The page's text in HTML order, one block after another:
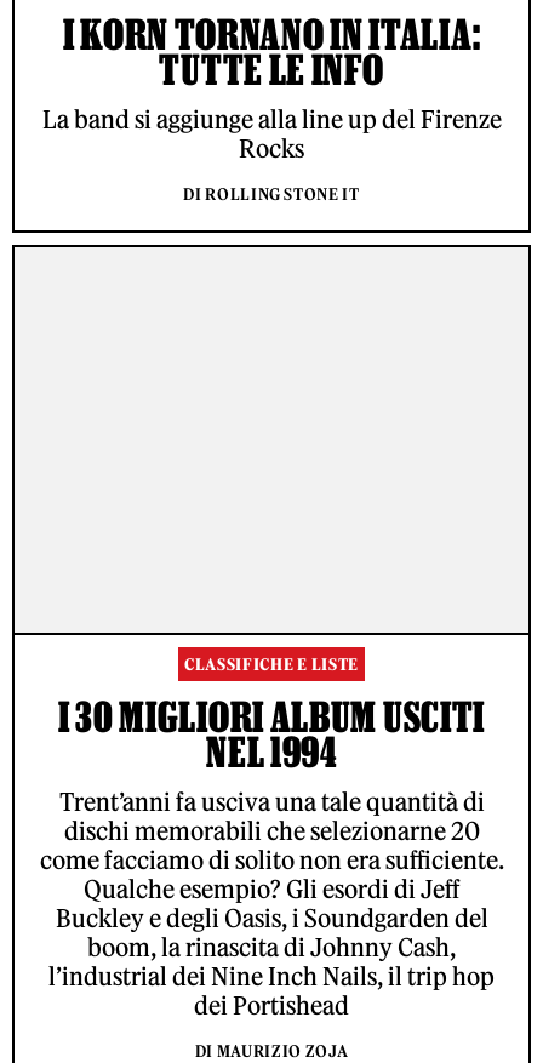
I KORN TORNANO IN ITALIA:
TUTTE LE INFO
La band si aggiunge alla line up del Firenze
Rocks
DI ROLLING STONE IT
CLASSIFICHE E LISTE
I 30 MIGLIORI ALBUM USCITI
NEL 1994
Trent’anni fa usciva una tale quantità di
dischi memorabili che selezionarne 20
come facciamo di solito non era sufficiente.
Qualche esempio? Gli esordi di Jeff
Buckley e degli Oasis, i Soundgarden del
boom, la rinascita di Johnny Cash,
l’industrial dei Nine Inch Nails, il trip hop
dei Portishead
DI MAURIZIO ZOJA